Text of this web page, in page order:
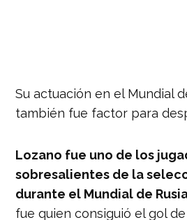
Su actuación en el Mundial
también fue factor para
Lozano fue uno de los
sobresalientes de la
durante el Mundial de
fue quien consiguió el gol